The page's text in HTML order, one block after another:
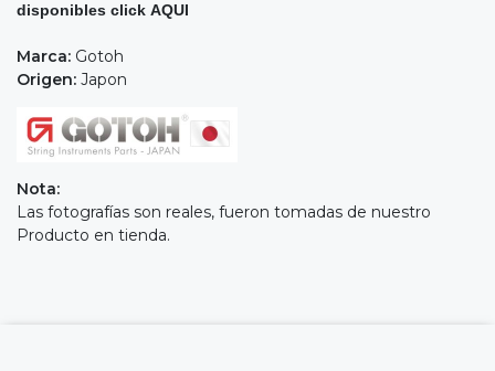
disponibles click AQUI
Marca: Gotoh
Origen: Japon
Nota:
Las fotografías son reales, fueron tomadas de nuestro
Producto en tienda.